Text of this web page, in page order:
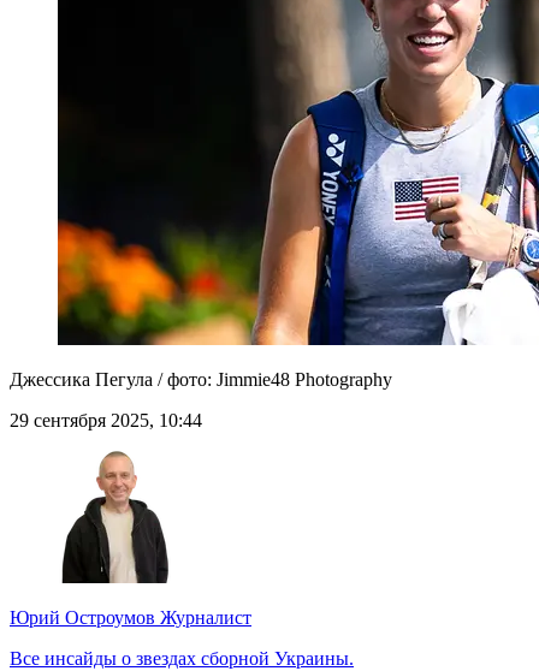
Джессика Пегула / фото: Jimmie48 Photography
29 сентября 2025, 10:44
Юрий Остроумов Журналист
Все инсайды о звездах сборной Украины.